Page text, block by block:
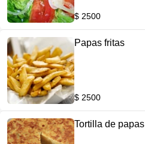
$ 2500
Papas fritas
$ 2500
Tortilla de papas